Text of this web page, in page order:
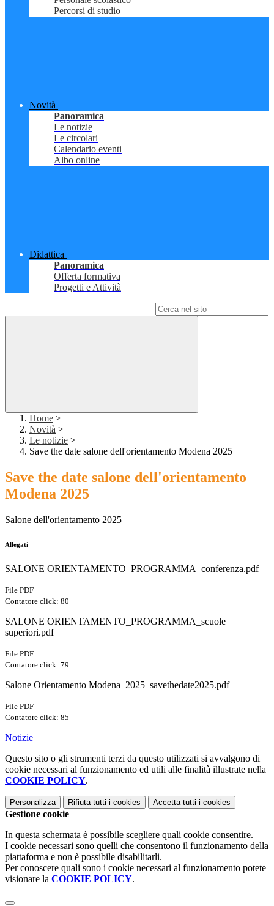
Percorsi di studio
Novità
Panoramica
Le notizie
Le circolari
Calendario eventi
Albo online
Didattica
Panoramica
Offerta formativa
Progetti e Attività
Home >
Novità >
Le notizie >
Save the date salone dell'orientamento Modena 2025
Save the date salone dell'orientamento
Modena 2025
Salone dell'orientamento 2025
Allegati
SALONE ORIENTAMENTO_PROGRAMMA_conferenza.pdf
File PDF
Contatore click: 80
SALONE ORIENTAMENTO_PROGRAMMA_scuole
superiori.pdf
File PDF
Contatore click: 79
Salone Orientamento Modena_2025_savethedate2025.pdf
File PDF
Contatore click: 85
Notizie
Questo sito o gli strumenti terzi da questo utilizzati si avvalgono di
cookie necessari al funzionamento ed utili alle finalità illustrate nella
COOKIE POLICY.
Personalizza Rifiuta tutti i cookies Accetta tutti i cookies
Gestione cookie
In questa schermata è possibile scegliere quali cookie consentire.
I cookie necessari sono quelli che consentono il funzionamento della
piattaforma e non è possibile disabilitarli.
Per conoscere quali sono i cookie necessari al funzionamento potete
visionare la COOKIE POLICY.